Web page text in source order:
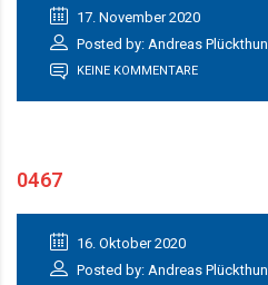
17. November 2020
Posted by: Andreas Plückthun
KEINE KOMMENTARE
0467
16. Oktober 2020
Posted by: Andreas Plückthun